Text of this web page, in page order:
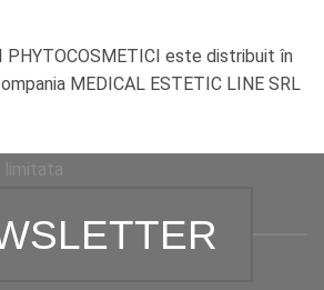
PHYTOCOSMETICI este distribuit în
MEDICAL ESTETIC LINE SRL